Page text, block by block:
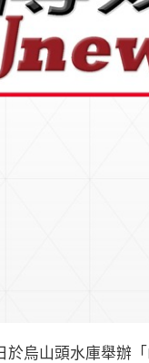
於烏山頭水庫舉辦